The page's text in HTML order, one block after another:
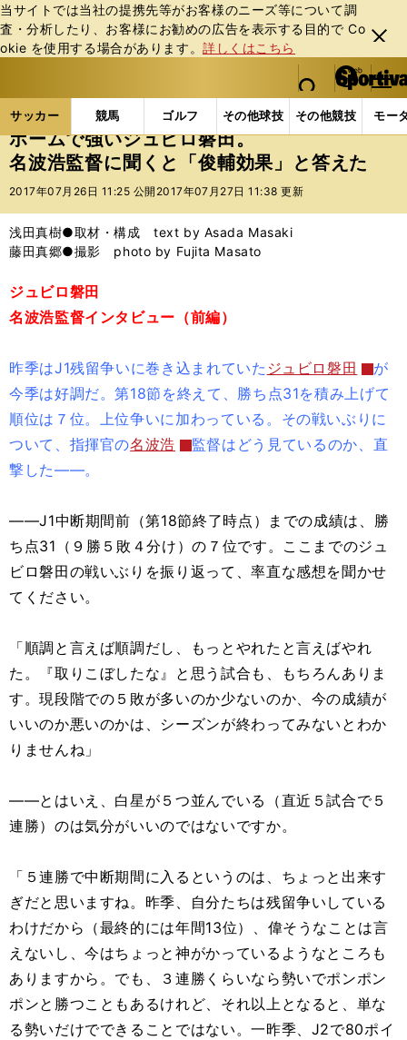
当サイトでは当社の提携先等がお客様のニーズ等について調
査・分析したり、お客様にお勧めの広告を表⽰する⽬的で Co
okie を使⽤する場合があります。詳しくはこちら
閉じ
る
web Sportiva (webスポルティーバ)
検索
マイペ
ー
ジ
メニュ
サッカー 競馬 ゴルフ その他球技 その他競技 モー
ス
ポ
ル
バ
サッカーの記事一覧 Jリーグ他 Jリーグ ホーム
ホームで強いジュビロ磐田。
名波浩監督に聞くと「俊輔効果」と答えた
2017年07月26日 11:25 公開 2017年07月27日 11:38 更新
浅田真樹●取材・構成 text by Asada Masaki
藤田真郷●撮影 photo by Fujita Masato
ジュビロ磐田
名波浩監督インタビュー（前編）
昨季はJ1残留争いに巻き込まれていた ジュビロ磐田
が
今季は好調だ。第18節を終えて、勝ち点31を積み上げて
順位は７位。上位争いに加わっている。その戦いぶりに
ついて、指揮官の名波浩
監督はどう見ているのか、直
撃した――。
――J1中断期間前（第18節終了時点）までの成績は、勝
ち点31（９勝５敗４分け）の７位です。ここまでのジュ
ビロ磐田の戦いぶりを振り返って、率直な感想を聞かせ
てください。
「順調と言えば順調だし、もっとやれたと言えばやれ
た。『取りこぼしたな』と思う試合も、もちろんありま
す。現段階での５敗が多いのか少ないのか、今の成績が
いいのか悪いのかは、シーズンが終わってみないとわか
りませんね」
――とはいえ、白星が５つ並んでいる（直近５試合で５
連勝）のは気分がいいのではないですか。
「５連勝で中断期間に入るというのは、ちょっと出来す
ぎだと思いますね。昨季、自分たちは残留争いしている
わけだから（最終的には年間13位）、偉そうなことは言
えないし、今はちょっと神がかっているようなところも
ありますから。でも、３連勝くらいなら勢いでポンポン
ポンと勝つこともあるけれど、それ以上となると、単な
る勢いだけでできることではない。一昨季、J2で80ポイ